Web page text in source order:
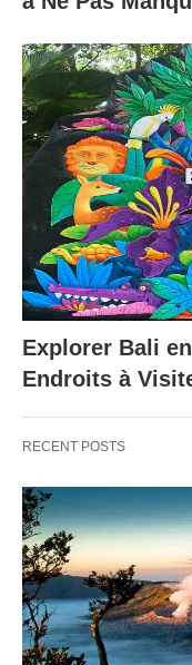
Explorer Bali
Endroits à
RECENT POSTS